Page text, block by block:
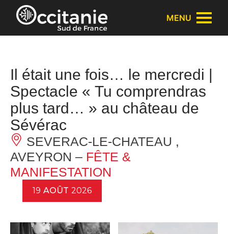
Panneau de gestion des cookies
MENU
Il était une fois… le mercredi |
Spectacle « Tu comprendras
plus tard… » au château de
Sévérac
SEVERAC-LE-CHATEAU ,
AVEYRON – FÊTE &
MANIFESTATION
19 AOÛT 2026